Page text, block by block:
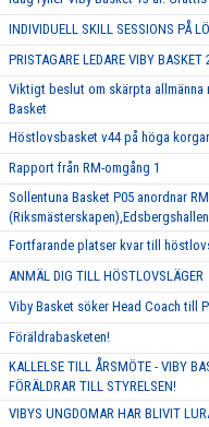
INDIVIDUELL SKILL SESSIONS PÅ
PRISTAGARE LEDARE VIBY BASKET
Viktigt beslut om skärpta
Basket
Höstlovsbasket v44 på höga
Rapport från RM-omgång 1
Sollentuna Basket P05 anordnar RM
Fortfarande platser kvar till
ANMÄL DIG TILL HÖSTLOVSLÄGER
Viby Basket söker Head Coach till
Föräldrabasketen!
KALLELSE TILL ÅRSMÖTE - VIBY
FÖRÄLDRAR TILL STYRELSEN!
VIBYS UNGDOMAR HAR BLIVIT